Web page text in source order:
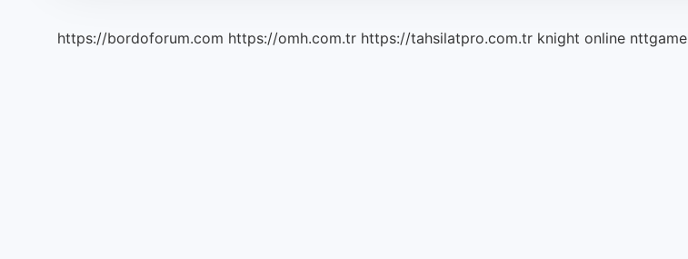
https://bordoforum.com https://omh.com.tr https://tahsilatpro.com.tr knight online nttgame